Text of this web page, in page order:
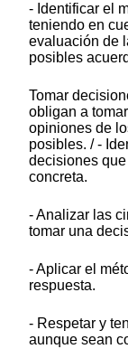
- Identificar el
teniendo en
evaluación de
posibles
Tomar
obligan a
opiniones de
posibles. / -
decisiones
concreta.
- Analizar las
tomar una
- Aplicar el
respuesta.
- Respetar y
aunque sean